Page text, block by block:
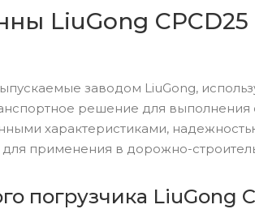
LiuGong
заводом LiuGong,
решение для выполнения
характеристиками,
применения в дорожно-
погрузчика LiuGong